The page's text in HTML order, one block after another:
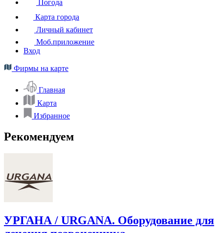
Погода
Карта города
Личный кабинет
Моб.приложение
Вход
Фирмы на карте
Главная
Карта
Избранное
Рекомендуем
УРГАНА / URGANA. Оборудование для